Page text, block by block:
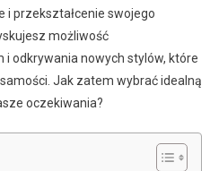
i przekształcenie swojego
możliwość
odkrywania nowych stylów, które
Jak zatem wybrać idealną
oczekiwania?